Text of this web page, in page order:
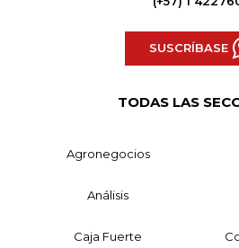
SUSCRÍBASE
TODAS LAS
Agronegocios
Análisis
Caja Fuerte